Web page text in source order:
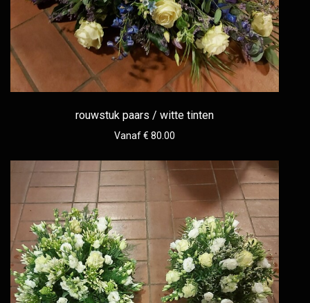
rouwstuk paars / witte tinten
Vanaf € 80.00